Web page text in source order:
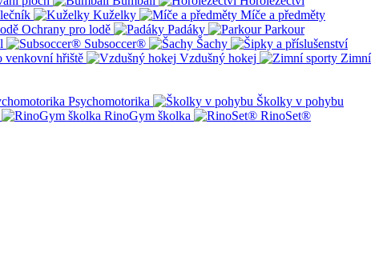
Kuželky
Míče a předměty
Ochrany pro lodě Padáky
Parkour
Subsoccer®
Šachy
venkovní hřiště Vzdušný hokej
Zimní
Psychomotorika
Školky v pohybu
RinoGym školka
RinoSet®